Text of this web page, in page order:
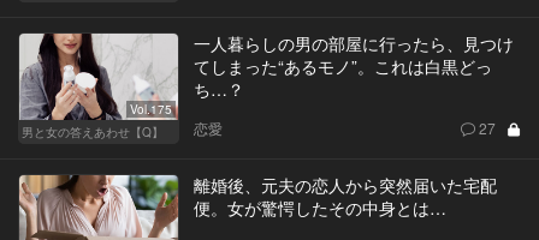
Vol.175
男と女の答えあわせ【Q】
一人暮らしの男の部屋に行ったら、見つけ
てしまった“あるモノ”。これは白黒どっ
ち…？
恋愛 27
離婚後、元夫の恋人から突然届いた宅配
便。女が驚愕したその中身とは…